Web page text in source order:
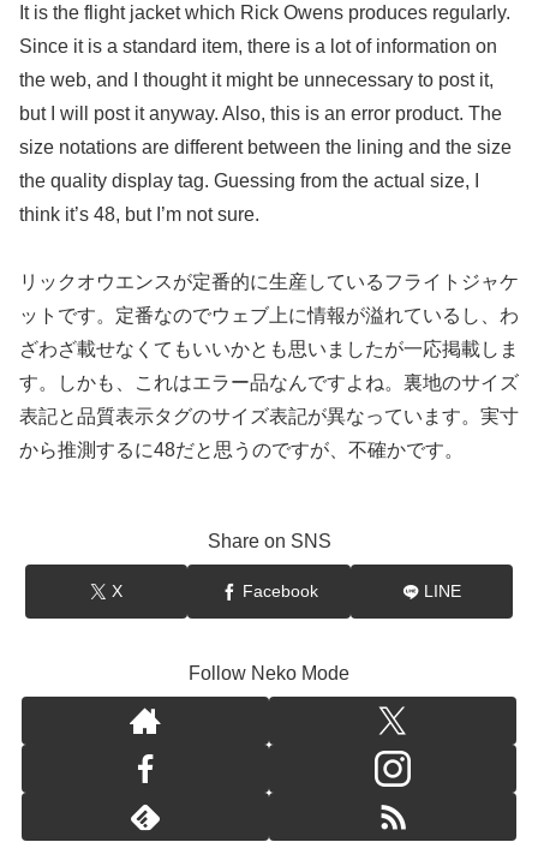
It is the flight jacket which Rick Owens produces regularly.
Since it is a standard item, there is a lot of information on
the web, and I thought it might be unnecessary to post it,
but I will post it anyway. Also, this is an error product. The
size notations are different between the lining and the size
the quality display tag. Guessing from the actual size, I
think it’s 48, but I’m not sure.
リックオウエンスが定番的に生産しているフライトジャケ
ットです。定番なのでウェブ上に情報が溢れているし、わ
ざわざ載せなくてもいいかとも思いましたが一応掲載しま
す。しかも、これはエラー品なんですよね。裏地のサイズ
表記と品質表示タグのサイズ表記が異なっています。実寸
から推測するに48だと思うのですが、不確かです。
Share on SNS
X Facebook LINE
Follow Neko Mode